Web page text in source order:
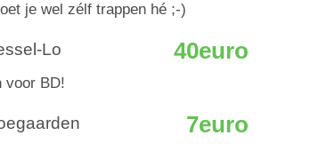
je wel zélf trappen hé ;-)
Lo 40euro
voor BD!
7euro